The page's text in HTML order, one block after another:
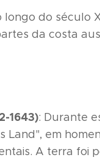
longo do século
da costa
1643): Durante
Land", em
A terra foi